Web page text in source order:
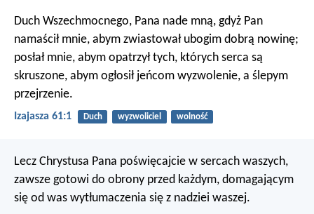
Duch Wszechmocnego, Pana nade mną, gdyż Pan
namaścił mnie, abym zwiastował ubogim dobrą nowinę;
posłał mnie, abym opatrzył tych, których serca są
skruszone, abym ogłosił jeńcom wyzwolenie, a ślepym
przejrzenie.
Izajasza 61:1 Duch wyzwoliciel wolność
Lecz Chrystusa Pana poświęcajcie w sercach waszych,
zawsze gotowi do obrony przed każdym, domagającym
się od was wytłumaczenia się z nadziei waszej.